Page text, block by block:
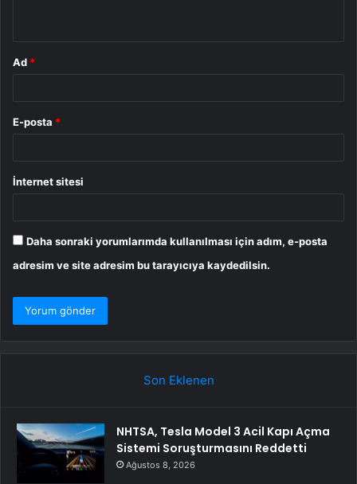
Ad *
E-posta *
İnternet sitesi
Daha sonraki yorumlarımda kullanılması için adım, e-posta
adresim ve site adresim bu tarayıcıya kaydedilsin.
Son Eklenen
NHTSA, Tesla Model 3 Acil Kapı Açma
Sistemi Soruşturmasını Reddetti
Ağustos 8, 2026